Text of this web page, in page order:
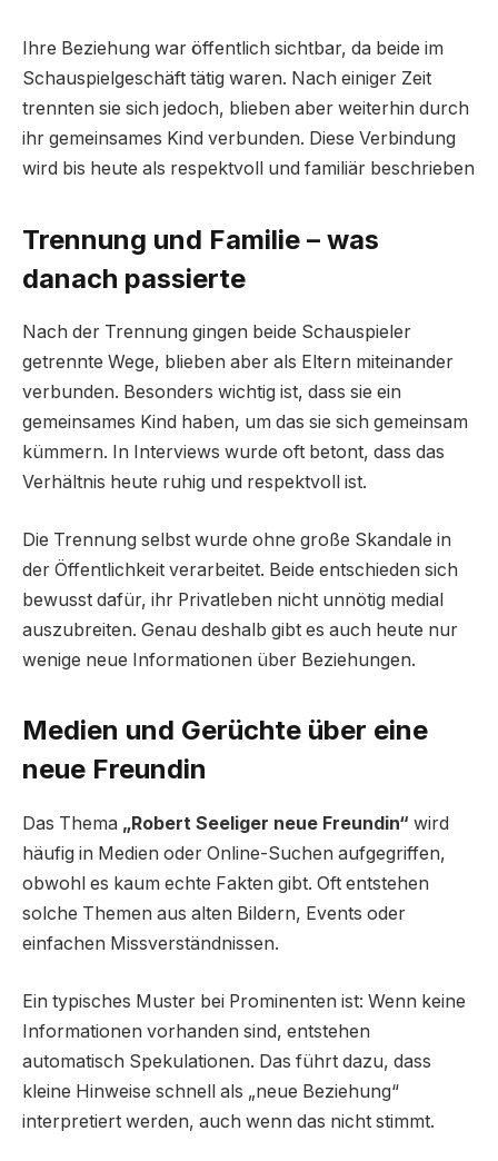
Ihre Beziehung war öffentlich sichtbar, da beide im
Schauspielgeschäft tätig waren. Nach einiger Zeit
trennten sie sich jedoch, blieben aber weiterhin durch
ihr gemeinsames Kind verbunden. Diese Verbindung
wird bis heute als respektvoll und familiär beschrieben
Trennung und Familie – was
danach passierte
Nach der Trennung gingen beide Schauspieler
getrennte Wege, blieben aber als Eltern miteinander
verbunden. Besonders wichtig ist, dass sie ein
gemeinsames Kind haben, um das sie sich gemeinsam
kümmern. In Interviews wurde oft betont, dass das
Verhältnis heute ruhig und respektvoll ist.
Die Trennung selbst wurde ohne große Skandale in
der Öffentlichkeit verarbeitet. Beide entschieden sich
bewusst dafür, ihr Privatleben nicht unnötig medial
auszubreiten. Genau deshalb gibt es auch heute nur
wenige neue Informationen über Beziehungen.
Medien und Gerüchte über eine
neue Freundin
Das Thema „Robert Seeliger neue Freundin“ wird
häufig in Medien oder Online-Suchen aufgegriffen,
obwohl es kaum echte Fakten gibt. Oft entstehen
solche Themen aus alten Bildern, Events oder
einfachen Missverständnissen.
Ein typisches Muster bei Prominenten ist: Wenn keine
Informationen vorhanden sind, entstehen
automatisch Spekulationen. Das führt dazu, dass
kleine Hinweise schnell als „neue Beziehung“
interpretiert werden, auch wenn das nicht stimmt.